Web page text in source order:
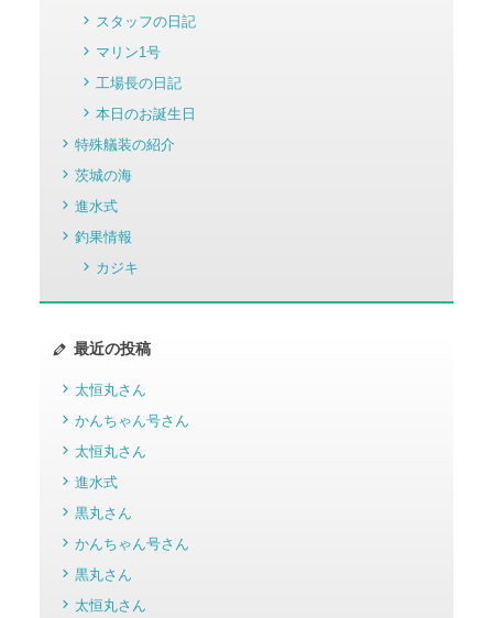
スタッフの日記
マリン1号
工場長の日記
本日のお誕生日
特殊艤装の紹介
茨城の海
進水式
釣果情報
カジキ
最近の投稿
太恒丸さん
かんちゃん号さん
太恒丸さん
進水式
黒丸さん
かんちゃん号さん
黒丸さん
太恒丸さん